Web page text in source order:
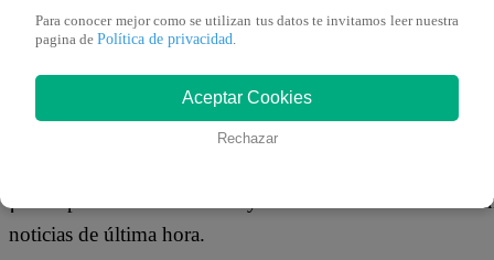
para participar. Recuerda que solo puedes votar
opinión es MUY valiosa!
No te olvides de unirte a nuestro
!
noticias de última hora.
Para conocer mejor como se utilizan tus datos te invitamos leer nuestra
pagina de Política de privacidad.
Aceptar Cookies
Rechazar